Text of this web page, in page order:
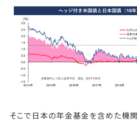
そこで日本の年金基金を含めた機